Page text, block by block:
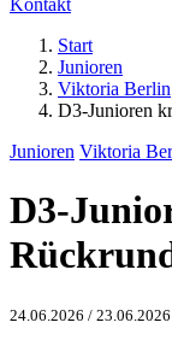
Kontakt
Start
Junioren
Viktoria Berlin
D3-Junioren
Junioren Viktoria
D3-
24.06.2026 / 23.06.2026